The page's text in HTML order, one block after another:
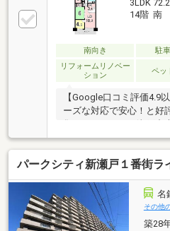
3LDK
14階 南
南向き 駐
リフォームリノベー
ション
ペッ
【Google口コミ評価4.9
ーズな対応で安心！と好
最上階の為陽当たり・通
3LDK+WIC・2025年８月
(細則有)◆周辺環境◆・瀬
13分(約970m)・瀬戸市
790m)・セブンイレブン
140m)・バロー新瀬戸店
リのアオキ瀬戸北山店ま
パークシティ新瀬戸１番街ラ
名
その他
築28